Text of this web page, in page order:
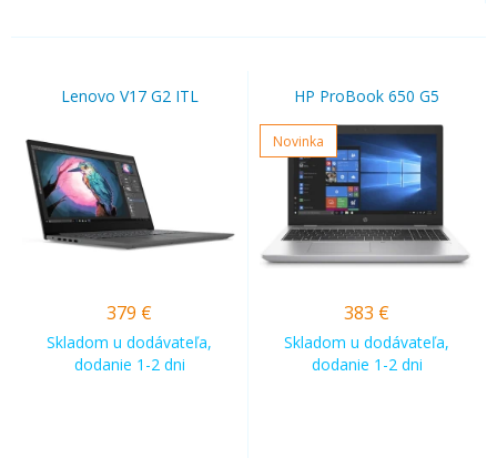
Lenovo V17 G2 ITL
379 €
Skladom u dodávateľa,
dodanie 1-2 dni
HP ProBook 650 G5
Novinka
383 €
Skladom u dodávateľa,
dodanie 1-2 dni